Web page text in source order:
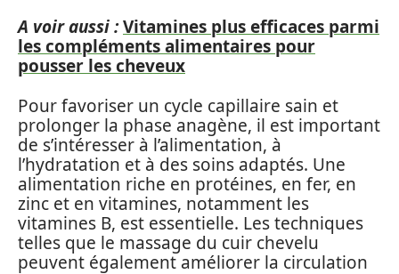
A voir aussi :Vitamines plus efficaces parmi
les compléments alimentaires pour
pousser les cheveux
Pour favoriser un cycle capillaire sain et
prolonger la phase anagène, il est important
de s’intéresser à l’alimentation, à
l’hydratation et à des soins adaptés. Une
alimentation riche en protéines, en fer, en
zinc et en vitamines, notamment les
vitamines B, est essentielle. Les techniques
telles que le massage du cuir chevelu
peuvent également améliorer la circulation